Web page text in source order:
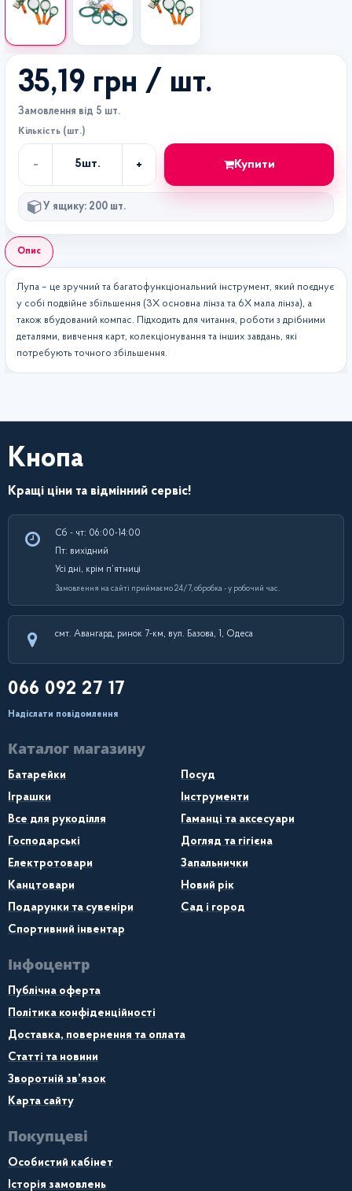
Опис
Лупа – це зручний та багатофункціональний інструмент, який поєднує
у собі подвійне збільшення (3X основна лінза та 6X мала лінза), а
також вбудований компас. Підходить для читання, роботи з дрібними
деталями, вивчення карт, колекціонування та інших завдань, які
потребують точного збільшення.
35,19 грн / шт.
Замовлення від 5 шт.
Кількість (шт.)
- 5шт. + Купити
У ящику: 200 шт.
Кнопа
Кращі ціни та відмінний сервіс!
Сб - чт: 06:00-14:00
Пт: вихідний
Усі дні, крім п’ятниці
Замовлення на сайті приймаємо 24/7, обробка - у робочий час.
смт. Авангард, ринок 7-км, вул. Базова, 1, Одеса
066 092 27 17
Надіслати повідомлення
Каталог магазину
Батарейки
Посуд
Іграшки
Інструменти
Все для рукоділля
Гаманці та аксесуари
Господарські
Догляд та гігієна
Електротовари
Запальнички
Канцтовари
Новий рік
Подарунки та сувеніри
Сад і город
Спортивний інвентар
Інфоцентр
Публічна оферта
Політика конфіденційності
Доставка, повернення та оплата
Статті та новини
Зворотній зв’язок
Карта сайту
Покупцеві
Особистий кабінет
Історія замовлень